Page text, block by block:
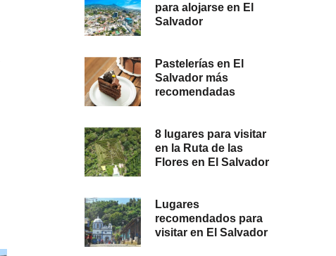
para alojarse en El
Salvador
Pastelerías en El
Salvador más
recomendadas
8 lugares para visitar
en la Ruta de las
Flores en El Salvador
Lugares
recomendados para
visitar en El Salvador